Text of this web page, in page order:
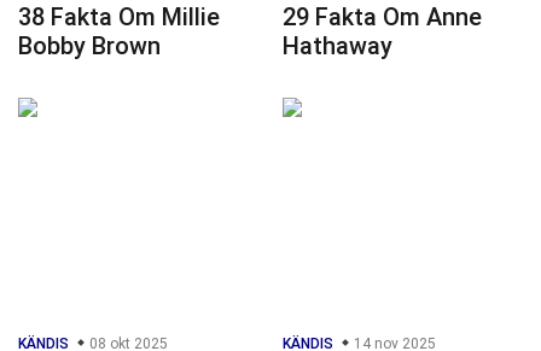
38 Fakta Om Millie
Bobby Brown
29 Fakta Om Anne
Hathaway
KÄNDIS 08 okt 2025 KÄNDIS 14 nov 2025